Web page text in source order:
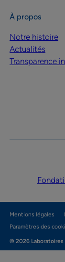
À propos
Notre histoire
Actualités
Transparence
Mentions légales
Paramètres des
© 2026 Laboratoires